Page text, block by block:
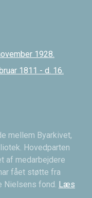
1928.
1811 - d. 16.
mellem Byarkivet,
Hovedparten
af medarbejdere
fået støtte fra
Nielsens fond. Læs